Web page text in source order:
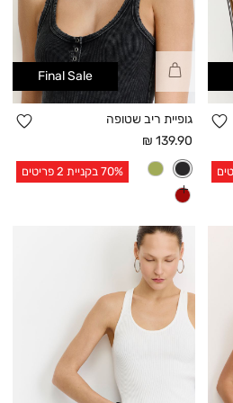
הוספה
למועדפים
Final Sale
קנייה
מהירה
גופיית ריב שטופה
מחיר
אחרי
הנחה
139.90 ₪
עוד
70% בקניית 2 פריטים